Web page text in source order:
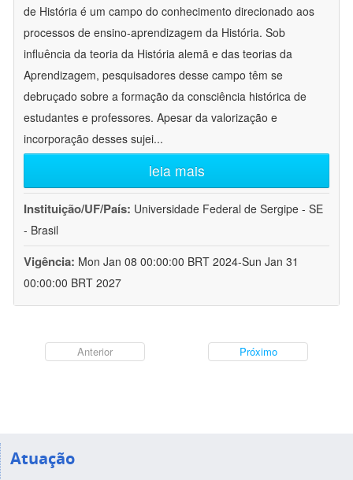
de História é um campo do conhecimento direcionado aos
processos de ensino-aprendizagem da História. Sob
influência da teoria da História alemã e das teorias da
Aprendizagem, pesquisadores desse campo têm se
debruçado sobre a formação da consciência histórica de
estudantes e professores. Apesar da valorização e
incorporação desses sujei...
leia mais
Instituição/UF/País: Universidade Federal de Sergipe - SE
- Brasil
Vigência: Mon Jan 08 00:00:00 BRT 2024-Sun Jan 31
00:00:00 BRT 2027
Anterior Próximo
Atuação